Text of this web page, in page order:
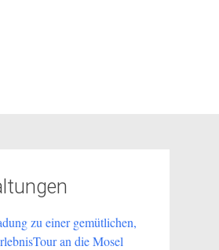
zu einer gemütlichen,
an die Mosel